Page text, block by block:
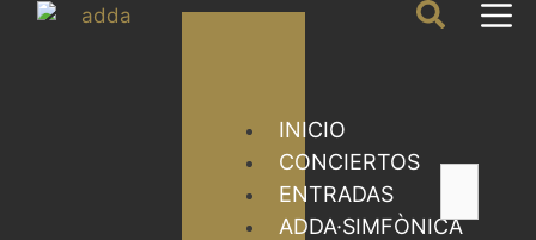
INICIO
CONCIERTOS
ENTRADAS
ADDA·SIMFÒNICA